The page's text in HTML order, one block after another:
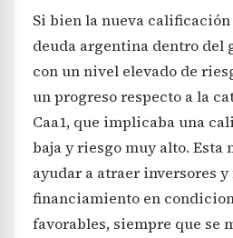
Si bien la nueva
deuda argentina dentro del
con un nivel elevado de
un progreso respecto a la
Caa1, que implicaba una
baja y riesgo muy alto. Esta
ayudar a atraer inversores
financiamiento en
favorables, siempre que se